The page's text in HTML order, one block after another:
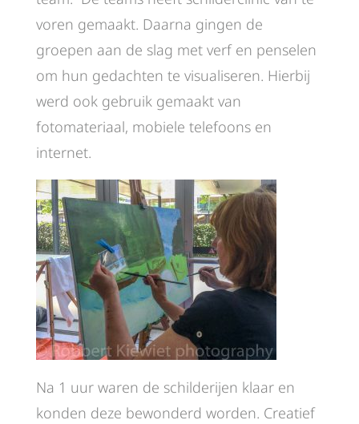
voren gemaakt. Daarna gingen de
groepen aan de slag met verf en penselen
om hun gedachten te visualiseren. Hierbij
werd ook gebruik gemaakt van
fotomateriaal, mobiele telefoons en
internet.
Na 1 uur waren de schilderijen klaar en
konden deze bewonderd worden. Creatief